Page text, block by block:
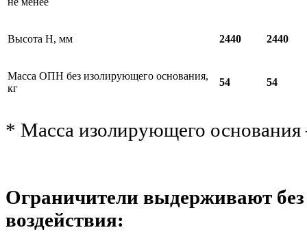
Высота Н, мм 2440 2440
Масса ОПН без изолирующего основания,
кг
54 54
* Масса изолирующего основания
Ограничители выдерживают
воздействия: